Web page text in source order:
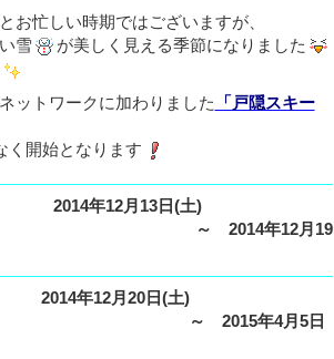
お忙しい時期ではございますが、
雪
が美しく見える季節になりました
ットワークに加わりました 「戸隠スキー
く開始となります
年12月13日(土)
ィーク ～ 2014年12月19
年12月20日(土)
ズン ～ 2015年4月5日